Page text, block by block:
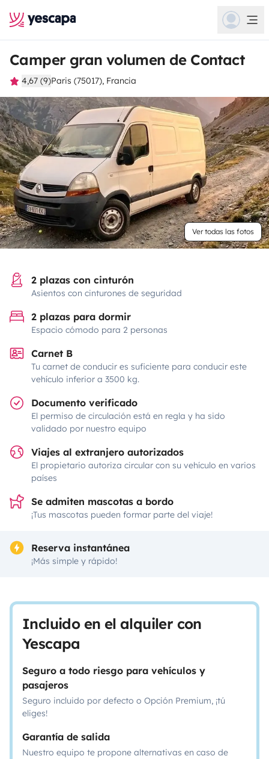
Camper gran volumen de Contact
4,67 (9)Paris (75017), Francia
Ver todas las fotos
2 plazas con cinturón
Asientos con cinturones de seguridad
2 plazas para dormir
Espacio cómodo para 2 personas
Carnet B
Tu carnet de conducir es suficiente para conducir este
vehículo inferior a 3500 kg.
Documento verificado
El permiso de circulación está en regla y ha sido
validado por nuestro equipo
Viajes al extranjero autorizados
El propietario autoriza circular con su vehículo en varios
países
Se admiten mascotas a bordo
¡Tus mascotas pueden formar parte del viaje!
Reserva instantánea
¡Más simple y rápido!
Incluido en el alquiler con
Yescapa
Seguro a todo riesgo para vehículos y
pasajeros
Seguro incluido por defecto o Opción Premium, ¡tú
eliges!
Garantía de salida
Nuestro equipo te propone alternativas en caso de